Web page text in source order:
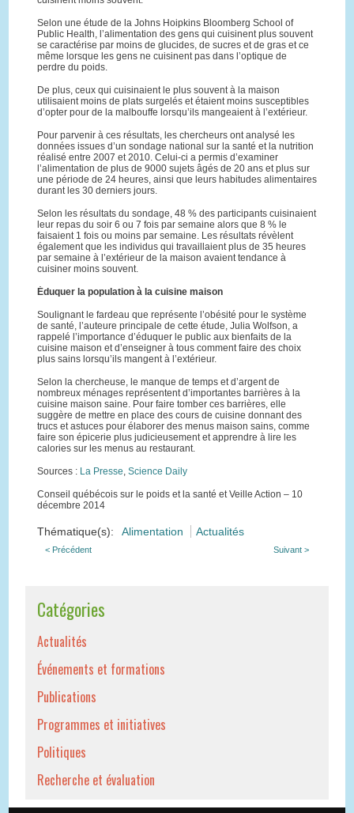
Selon une étude de la Johns Hoipkins Bloomberg School of
Public Health, l’alimentation des gens qui cuisinent plus souvent
se caractérise par moins de glucides, de sucres et de gras et ce
même lorsque les gens ne cuisinent pas dans l’optique de
perdre du poids.
De plus, ceux qui cuisinaient le plus souvent à la maison
utilisaient moins de plats surgelés et étaient moins susceptibles
d’opter pour de la malbouffe lorsqu’ils mangeaient à l’extérieur.
Pour parvenir à ces résultats, les chercheurs ont analysé les
données issues d’un sondage national sur la santé et la nutrition
réalisé entre 2007 et 2010. Celui-ci a permis d’examiner
l’alimentation de plus de 9000 sujets âgés de 20 ans et plus sur
une période de 24 heures, ainsi que leurs habitudes alimentaires
durant les 30 derniers jours.
Selon les résultats du sondage, 48 % des participants cuisinaient
leur repas du soir 6 ou 7 fois par semaine alors que 8 % le
faisaient 1 fois ou moins par semaine. Les résultats révèlent
également que les individus qui travaillaient plus de 35 heures
par semaine à l’extérieur de la maison avaient tendance à
cuisiner moins souvent.
Éduquer la population à la cuisine maison
Soulignant le fardeau que représente l’obésité pour le système
de santé, l’auteure principale de cette étude, Julia Wolfson, a
rappelé l’importance d’éduquer le public aux bienfaits de la
cuisine maison et d’enseigner à tous comment faire des choix
plus sains lorsqu’ils mangent à l’extérieur.
Selon la chercheuse, le manque de temps et d’argent de
nombreux ménages représentent d’importantes barrières à la
cuisine maison saine. Pour faire tomber ces barrières, elle
suggère de mettre en place des cours de cuisine donnant des
trucs et astuces pour élaborer des menus maison sains, comme
faire son épicerie plus judicieusement et apprendre à lire les
calories sur les menus au restaurant.
Sources : La Presse, Science Daily
Conseil québécois sur le poids et la santé et Veille Action – 10
décembre 2014
Thématique(s): Alimentation Actualités
< Précédent Suivant >
Catégories
Actualités
Événements et formations
Publications
Programmes et initiatives
Politiques
Recherche et évaluation